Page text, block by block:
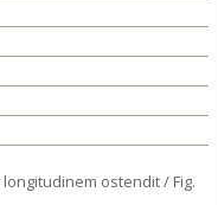
ostendit / Fig.